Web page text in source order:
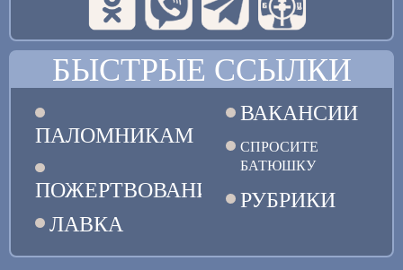
БЫСТРЫЕ ССЫЛКИ
ПАЛОМНИКАМ
ПОЖЕРТВОВАНИЯ
ЛАВКА
ВАКАНСИИ
СПРОСИТЕ
БАТЮШКУ
РУБРИКИ